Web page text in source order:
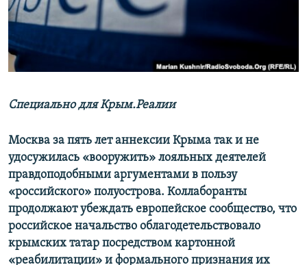
ПОБЕДИТЕЛЕЙ НЕ СУДЯТ?
ПРИСОЕДИНЯЙТЕСЬ!
Все сайты RFE/RL
Специально для Крым.Реалии
Москва за пять лет аннексии Крыма так и не
удосужилась «вооружить» лояльных деятелей
правдоподобными аргументами в пользу
«российского» полуострова. Коллаборанты
продолжают убеждать европейское сообщество, что
российское начальство облагодетельствовало
крымских татар посредством картонной
«реабилитации» и формального признания их